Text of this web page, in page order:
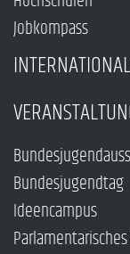
Jobkompass
Bundesjugendtag
Ideencampus